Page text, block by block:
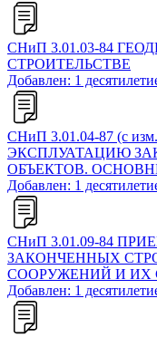
СНиП 3.01.03-84
СТРОИТЕЛЬСТВЕ
Добавлен: 1
СНиП 3.01.04-87 (с
ЭКСПЛУАТАЦИЮ
ОБЪЕКТОВ.
Добавлен: 1
СНиП 3.01.09-84
ЗАКОНЧЕННЫХ
СООРУЖЕНИЙ И ИХ
Добавлен: 1